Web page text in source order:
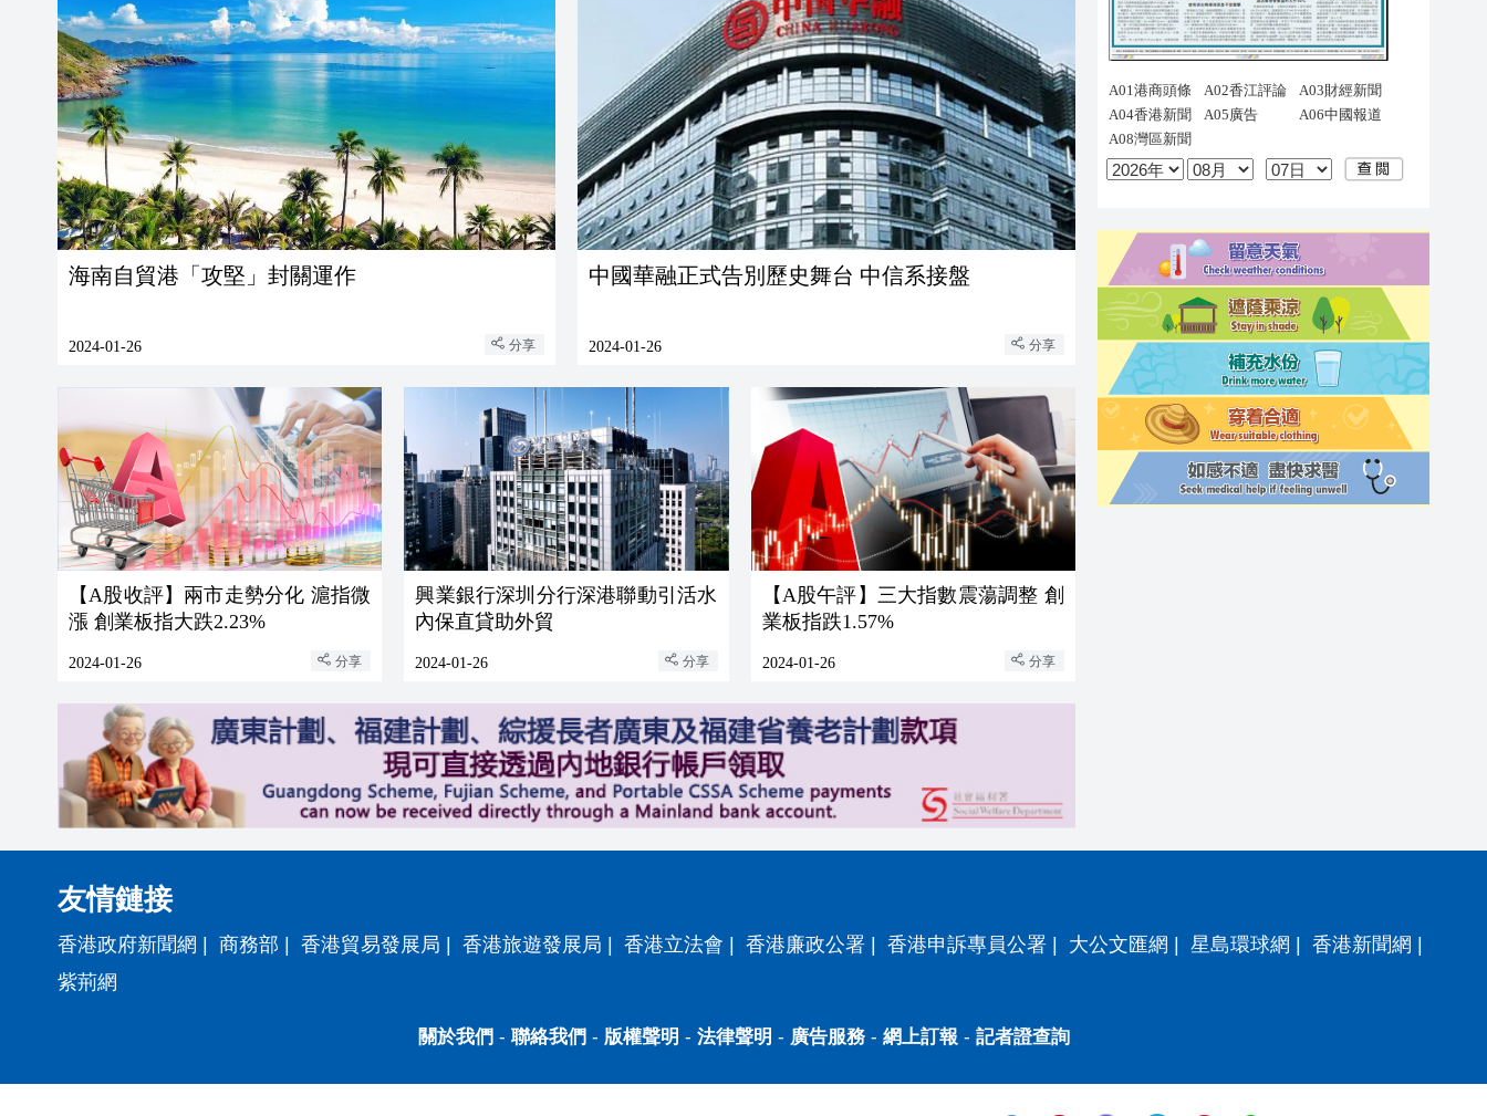
海南自貿港「攻堅」封關運作
2024-01-26 分享
中國華融正式告別歷史舞台 中信系接盤
2024-01-26 分享
【A股收評】兩市走勢分化 滬指微
漲 創業板指大跌2.23%
2024-01-26 分享
興業銀行深圳分行深港聯動引活水
內保直貸助外貿
2024-01-26 分享
【A股午評】三大指數震蕩調整 創
業板指跌1.57%
2024-01-26 分享
友情鏈接
香港政府新聞網 商務部 香港貿易發展局 香港旅遊發展局 香港立法會 香港廉政公署 香港申訴專員公署 大公文匯網 星島環球網 香港新聞網
紫荊網
關於我們 - 聯絡我們 - 版權聲明 - 法律聲明 - 廣告服務- 網上訂報 - 記者證查詢